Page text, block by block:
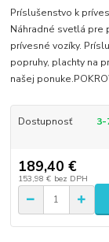
Príslušenstvo k
Náhradné svetlá pre
prívesné vozíky.
popruhy, plachty na
našej
Dostupnosť 3-
189,40 €
153,98 € bez DPH